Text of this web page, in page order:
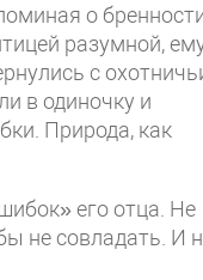
о
разумной,
с
в одиночку и
Природа, как
его отца. Не
не совладать. И